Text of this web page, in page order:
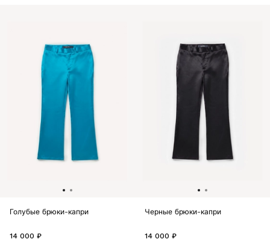
Голубые брюки-капри
14 000 ₽
Черные брюки-капри
14 000 ₽